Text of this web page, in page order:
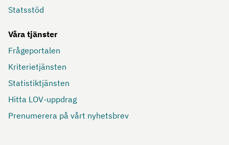
Statsstöd
Våra tjänster
Frågeportalen
Kriterietjänsten
Statistiktjänsten
Hitta LOV-uppdrag
Prenumerera på vårt nyhetsbrev